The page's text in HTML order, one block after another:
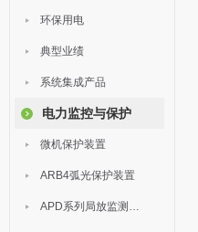
环保用电
典型业绩
系统集成产品
电力监控与保护
微机保护装置
ARB4弧光保护装置
APD系列局放监测装置